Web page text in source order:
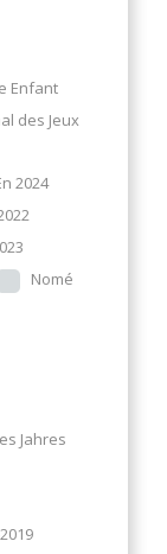
Enfant
des Jeux
2024
Nomé
Jahres